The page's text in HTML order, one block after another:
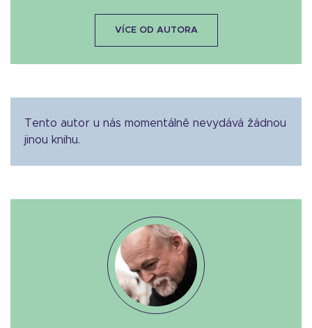
Tento autor u nás momentálně nevydává žádnou
jinou knihu.
VÍCE OD AUTORA